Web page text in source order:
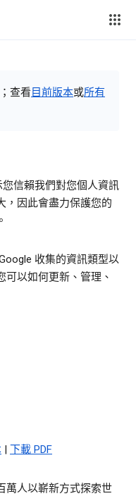
查看 目前版本或所有
信賴我們對您個人資訊
，因此會盡力保護您的
收集的資訊類型以
可以如何更新、管理、
| 下載 PDF
萬人以嶄新方式探索世